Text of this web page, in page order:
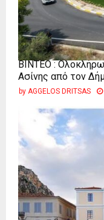
ΒΙΝΤΕΟ :
Ασίνης από τον
by AGGELOS DRITSAS